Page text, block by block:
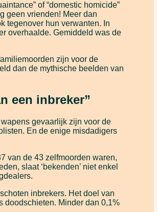
of “domestic homicide”
geen vrienden! Meer dan
tegenover hun verwanten. In
overhaalde. Gemiddeld was de
zijn voor de
dan de mythische beelden van
een inbreker”
gevaarlijk zijn voor de
En de enige misdadigers
van de 43 zelfmoorden waren,
slaat ‘bekenden’ niet enkel
inbrekers. Het doel van
doodschieten. Minder dan 0,1%